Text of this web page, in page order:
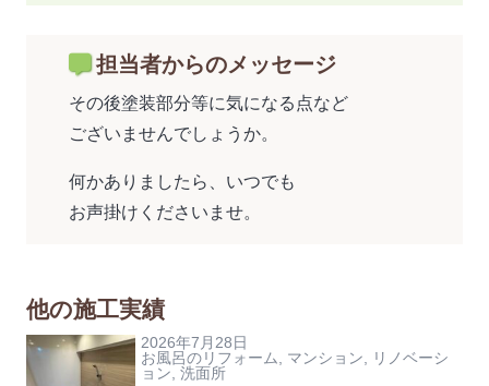
担当者からのメッセージ
その後塗装部分等に気になる点など
ございませんでしょうか。
何かありましたら、いつでも
お声掛けくださいませ。
他の施工実績
2026年7月28日
お風呂のリフォーム
マンション
リノベーシ
ョン 洗面所